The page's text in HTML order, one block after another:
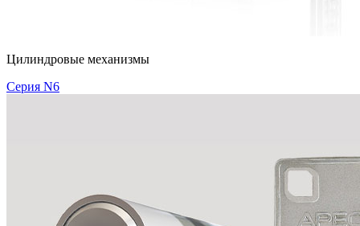
Цилиндровые механизмы
Серия N6